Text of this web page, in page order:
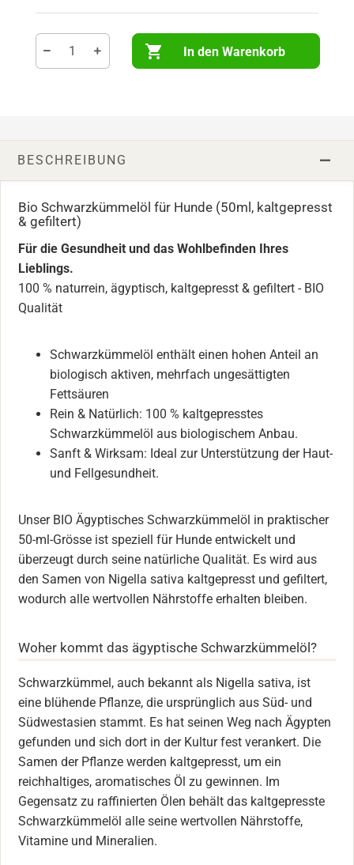
In den Warenkorb
BESCHREIBUNG
Bio Schwarzkümmelöl für Hunde (50ml, kaltgepresst
& gefiltert)
Für die Gesundheit und das Wohlbefinden Ihres
Lieblings.
100 % naturrein, ägyptisch, kaltgepresst & gefiltert - BIO
Qualität
Schwarzkümmelöl enthält einen hohen Anteil an
biologisch aktiven, mehrfach ungesättigten
Fettsäuren
Rein & Natürlich: 100 % kaltgepresstes
Schwarzkümmelöl aus biologischem Anbau.
Sanft & Wirksam: Ideal zur Unterstützung der Haut-
und Fellgesundheit.
Unser BIO Ägyptisches Schwarzkümmelöl in praktischer
50-ml-Grösse ist speziell für Hunde entwickelt und
überzeugt durch seine natürliche Qualität. Es wird aus
den Samen von Nigella sativa kaltgepresst und gefiltert,
wodurch alle wertvollen Nährstoffe erhalten bleiben.
Woher kommt das ägyptische Schwarzkümmelöl?
Schwarzkümmel, auch bekannt als Nigella sativa, ist
eine blühende Pflanze, die ursprünglich aus Süd- und
Südwestasien stammt. Es hat seinen Weg nach Ägypten
gefunden und sich dort in der Kultur fest verankert. Die
Samen der Pflanze werden kaltgepresst, um ein
reichhaltiges, aromatisches Öl zu gewinnen. Im
Gegensatz zu raffinierten Ölen behält das kaltgepresste
Schwarzkümmelöl alle seine wertvollen Nährstoffe,
Vitamine und Mineralien.